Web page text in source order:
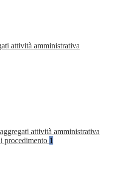
attività amministrativa
attività amministrativa
procedimento 1